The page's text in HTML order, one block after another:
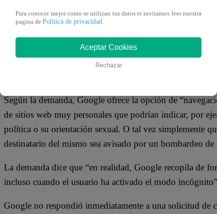
separadas contra Google en los tribunales estatales por
seguimiento de la ubicación que invaden la privacidad
La presentación de Paxton añade el modo incógnito de
modo incógnito o “navegación privada” es una
Según la demanda, Google ofrece la opción de
de sitios web muy personales que podrían indicar, por
política o su orientación sexual. O tal vez simplemente
destinatario del mismo sea avisado por un bombardeo
La demanda dice que “en realidad, Google recopila de
incluso cuando el usuario ha activado el modo
Google no respondió inmediatamente a una solicitud de
Para conocer mejor como se utilizan tus datos te invitamos leer nuestra
pagina de Política de privacidad.
Aceptar Cookies
Rechazar